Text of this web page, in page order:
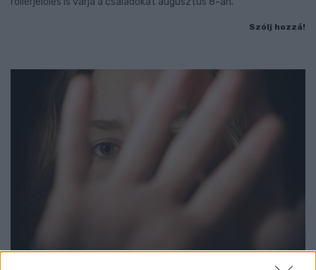
Szólj hozzá!